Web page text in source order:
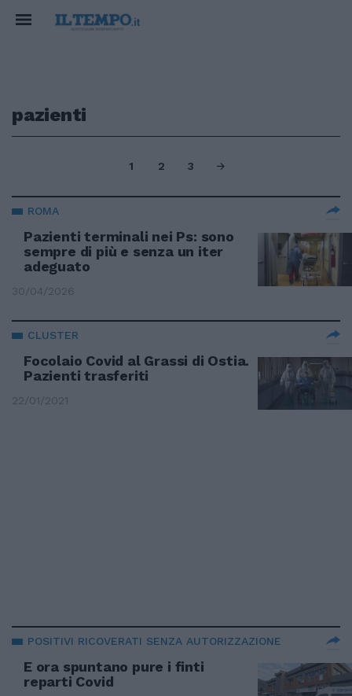
pazienti
1 2 3
ROMA
Pazienti terminali nei Ps: sono
sempre di più e senza un iter
adeguato
30/04/2026
CLUSTER
Focolaio Covid al Grassi di Ostia.
Pazienti trasferiti
22/01/2021
POSITIVI RICOVERATI SENZA AUTORIZZAZIONE
E ora spuntano pure i finti
reparti Covid